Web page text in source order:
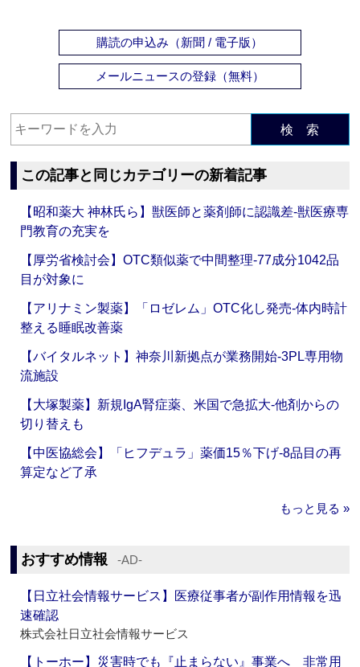
購読の申込み（新聞 / 電子版）
メールニュースの登録（無料）
検 索
この記事と同じカテゴリーの新着記事
【昭和薬大 神林氏ら】獣医師と薬剤師に認識差‐獣医療専
門教育の充実を
【厚労省検討会】OTC類似薬で中間整理‐77成分1042品
目が対象に
【アリナミン製薬】「ロゼレム」OTC化し発売‐体内時計
整える睡眠改善薬
【バイタルネット】神奈川新拠点が業務開始‐3PL専用物
流施設
【大塚製薬】新規IgA腎症薬、米国で急拡大‐他剤からの
切り替えも
【中医協総会】「ヒフデュラ」薬価15％下げ‐8品目の再
算定など了承
もっと見る »
おすすめ情報 ‐AD‐
【日立社会情報サービス】医療従事者が副作用情報を迅
速確認
株式会社日立社会情報サービス
【トーホー】災害時でも『止まらない』事業へ 非常用